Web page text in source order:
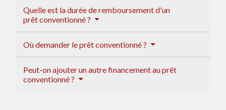
Quelle est la durée de remboursement d'un
prêt conventionné ?
Où demander le prêt conventionné ?
Peut-on ajouter un autre financement au prêt
conventionné ?